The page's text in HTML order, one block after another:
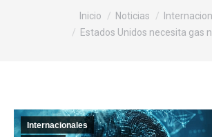
Inicio Noticias
Estados Unidos necesita gas
Internacionales